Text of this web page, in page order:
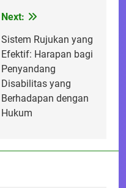
Next:
Sistem Rujukan yang
Efektif: Harapan bagi
Penyandang
Disabilitas yang
Berhadapan dengan
Hukum